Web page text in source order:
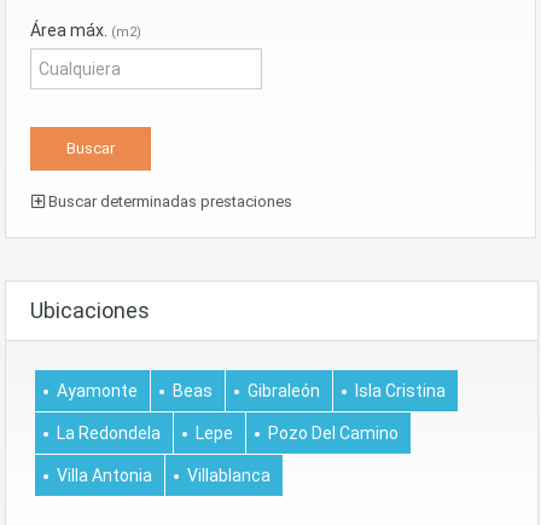
Área máx. (m2)
Buscar determinadas prestaciones
Ubicaciones
Ayamonte Beas Gibraleón Isla Cristina
La Redondela Lepe Pozo Del Camino
Villa Antonia Villablanca